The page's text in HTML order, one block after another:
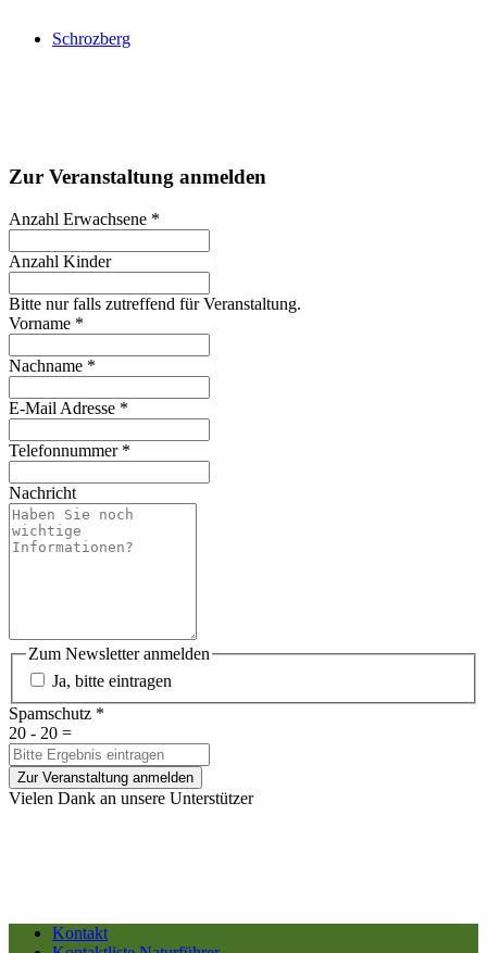
Schrozberg
Zur Veranstaltung anmelden
Anzahl Erwachsene *
Anzahl Kinder
Bitte nur falls zutreffend für Veranstaltung.
Vorname *
Nachname *
E-Mail Adresse *
Telefonnummer *
Nachricht
Zum Newsletter anmelden
Ja, bitte eintragen
Spamschutz *
20 - 20 =
Zur Veranstaltung anmelden
Vielen Dank an unsere Unterstützer
Kontakt